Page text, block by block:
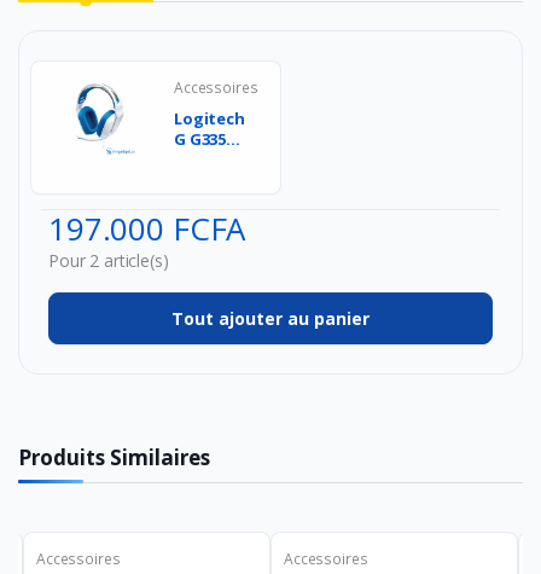
Accessoires
Logitech
G G335
avec Mi...
197.000 FCFA
Pour 2 article(s)
Tout ajouter au panier
Produits Similaires
Accessoires Accessoires